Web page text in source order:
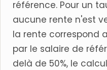
référence. Pour un
aucune rente n'est
la rente correspond
par le salaire de
delà de 50%, le